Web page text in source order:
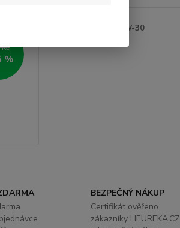
%
10W-30
BEZPEČNÝ NÁKUP
Certifikát ověřeno
zákazníky HEUREKA.CZ